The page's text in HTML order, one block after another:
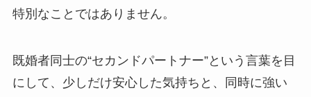
特別なことではありません。
既婚者同士の“セカンドパートナー”という言葉を目
にして、少しだけ安心した気持ちと、同時に強い